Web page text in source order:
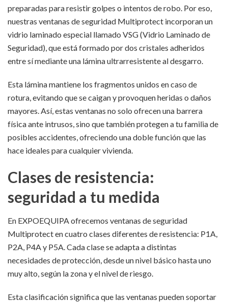
preparadas para resistir golpes o intentos de robo. Por eso,
nuestras ventanas de seguridad Multiprotect incorporan un
vidrio laminado especial llamado VSG (Vidrio Laminado de
Seguridad), que está formado por dos cristales adheridos
entre sí mediante una lámina ultrarresistente al desgarro.
Esta lámina mantiene los fragmentos unidos en caso de
rotura, evitando que se caigan y provoquen heridas o daños
mayores. Así, estas ventanas no solo ofrecen una barrera
física ante intrusos, sino que también protegen a tu familia de
posibles accidentes, ofreciendo una doble función que las
hace ideales para cualquier vivienda.
Clases de resistencia:
seguridad a tu medida
En EXPOEQUIPA ofrecemos ventanas de seguridad
Multiprotect en cuatro clases diferentes de resistencia: P1A,
P2A, P4A y P5A. Cada clase se adapta a distintas
necesidades de protección, desde un nivel básico hasta uno
muy alto, según la zona y el nivel de riesgo.
Esta clasificación significa que las ventanas pueden soportar